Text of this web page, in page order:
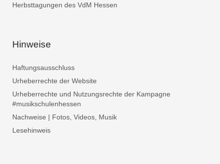
Herbsttagungen des VdM Hessen
Hinweise
Haftungsausschluss
Urheberrechte der Website
Urheberrechte und Nutzungsrechte der Kampagne
#musikschulenhessen
Nachweise | Fotos, Videos, Musik
Lesehinweis